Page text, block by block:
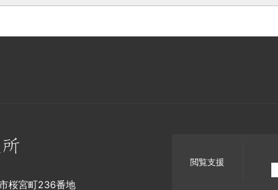
桜宮町236番地
閲覧支援